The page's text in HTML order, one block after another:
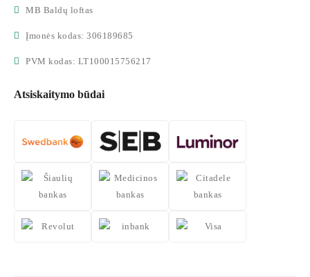
MB Baldų loftas
Įmonės kodas: 306189685
PVM kodas: LT100015756217
Atsiskaitymo būdai